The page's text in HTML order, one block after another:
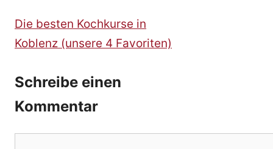
Die besten Kochkurse in
Koblenz (unsere 4 Favoriten)
Schreibe einen
Kommentar